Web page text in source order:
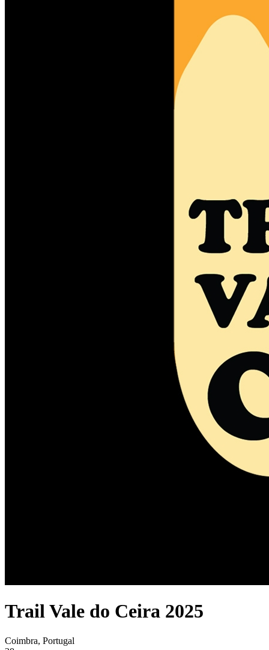
Trail Vale do Ceira 2025
Coimbra, Portugal